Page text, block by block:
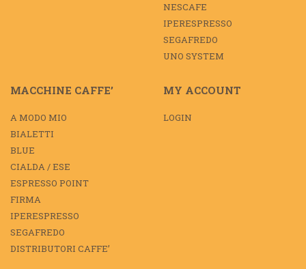
NESCAFE
IPERESPRESSO
SEGAFREDO
UNO SYSTEM
MACCHINE CAFFE’
A MODO MIO
BIALETTI
BLUE
CIALDA / ESE
ESPRESSO POINT
FIRMA
IPERESPRESSO
SEGAFREDO
DISTRIBUTORI CAFFE’
MY ACCOUNT
LOGIN